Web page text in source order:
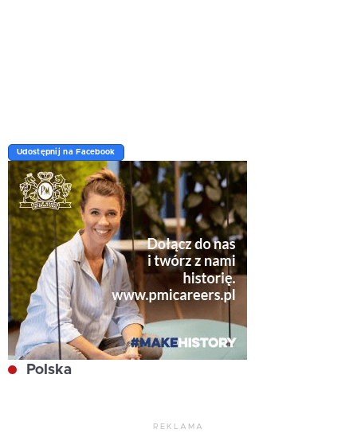
Udostępnij na Facebook
Polska
REKLAMA